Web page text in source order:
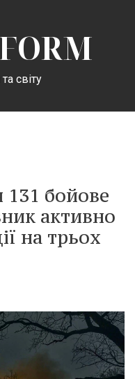
світу
131 бойове
активно
на трьох